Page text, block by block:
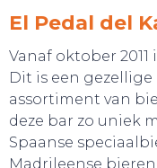
El Pedal del
Vanaf oktober 2011
Dit is een
assortiment van
deze bar zo uniek
Spaanse
Madrileense